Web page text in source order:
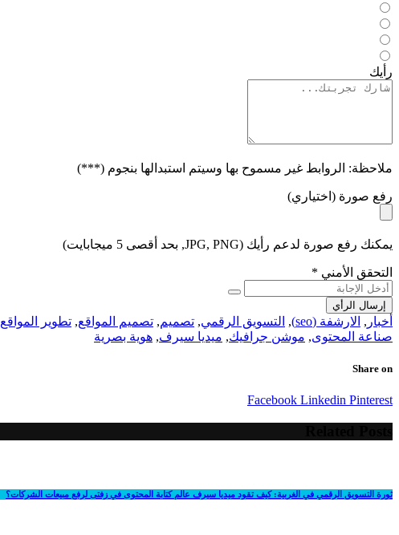
رأيك
ملاحظة: الروابط غير مسموح بها وسيتم استبدالها بنجوم (***)
رفع صورة (اختياري)
يمكنك رفع صورة لدعم رأيك (JPG, PNG, بحد أقصى 5 ميجابايت)
التحقق الأمني *
إرسال الرأي
أخبار , الارشفة (seo) , التسويق الرقمي, تصميم, تصميم المواقع, تطوير المواقع
صناعة المحتوى, موشن جرافيك, ميديا سيرف, هوية بصرية
Share on
Facebook Linkedin Pinterest
ثورة التسويق الرقمي في الغربية: كيف تقود ميديا سيرف عالم كتابة المحتوى في زفتى لرفع مبيعات الشركات؟